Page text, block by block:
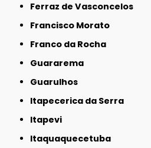
Ferraz de Vasconcelos
Francisco Morato
Franco da Rocha
Guararema
Guarulhos
Itapecerica da Serra
Itapevi
Itaquaquecetuba